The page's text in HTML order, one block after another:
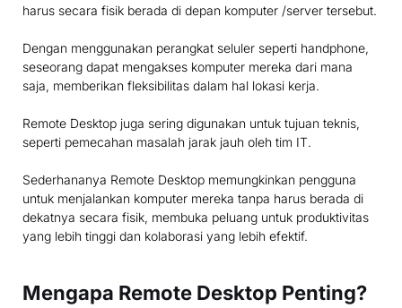
harus secara fisik berada di depan komputer /server tersebut.
Dengan menggunakan perangkat seluler seperti handphone,
seseorang dapat mengakses komputer mereka dari mana
saja, memberikan fleksibilitas dalam hal lokasi kerja.
Remote Desktop juga sering digunakan untuk tujuan teknis,
seperti pemecahan masalah jarak jauh oleh tim IT.
Sederhananya Remote Desktop memungkinkan pengguna
untuk menjalankan komputer mereka tanpa harus berada di
dekatnya secara fisik, membuka peluang untuk produktivitas
yang lebih tinggi dan kolaborasi yang lebih efektif.
Mengapa Remote Desktop Penting?